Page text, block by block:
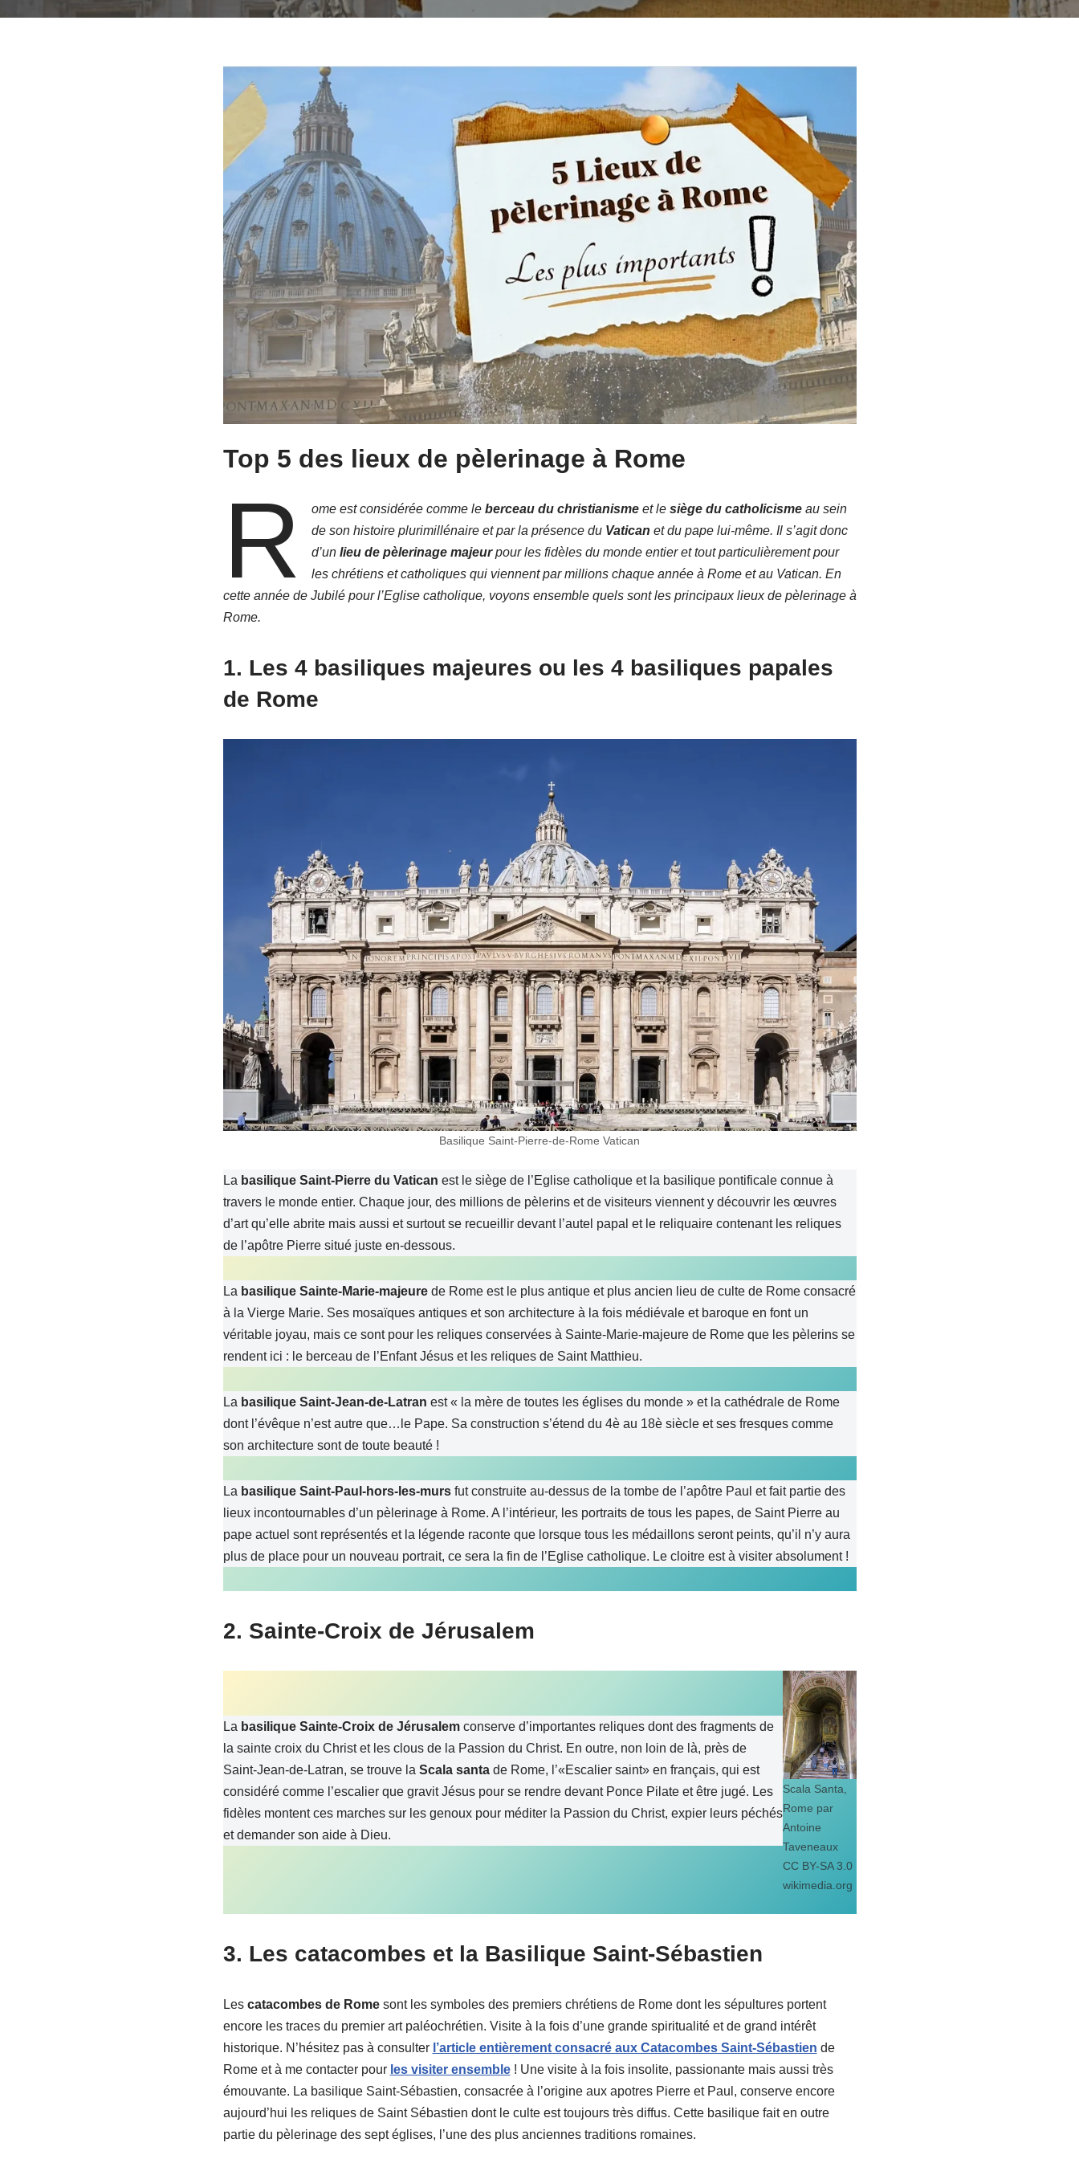
Top 5 des lieux de pèlerinage à Rome
R ome est considérée comme le berceau du christianismeet le siège du catholicismeau sein
de son histoire plurimillénaire et par la présence du Vatican et du pape lui-même. Il s’agit donc
d’un lieu de pèlerinage majeurpour les fidèles du monde entier et tout particulièrement pour
les chrétiens et catholiques qui viennent par millions chaque année à Rome et au Vatican. En
cette année de Jubilé pour l’Eglise catholique, voyons ensemble quels sont les principaux lieux de pèlerinage à
Rome.
1. Les 4 basiliques majeures ou les 4 basiliques papales
de Rome
Basilique Saint-Pierre-de-Rome Vatican
La basilique Saint-Pierre du Vatican est le siège de l’Eglise catholique et la basilique pontificale connue à
travers le monde entier. Chaque jour, des millions de pèlerins et de visiteurs viennent y découvrir les œuvres
d’art qu’elle abrite mais aussi et surtout se recueillir devant l’autel papal et le reliquaire contenant les reliques
de l’apôtre Pierre situé juste en-dessous.
La basilique Sainte-Marie-majeurede Rome est le plus antique et plus ancien lieu de culte de Rome consacré
à la Vierge Marie. Ses mosaïques antiques et son architecture à la fois médiévale et baroque en font un
véritable joyau, mais ce sont pour les reliques conservées à Sainte-Marie-majeure de Rome que les pèlerins se
rendent ici : le berceau de l’Enfant Jésus et les reliques de Saint Matthieu.
La basilique Saint-Jean-de-Latran est « la mère de toutes les églises du monde » et la cathédrale de Rome
dont l’évêque n’est autre que…le Pape. Sa construction s’étend du 4è au 18è siècle et ses fresques comme
son architecture sont de toute beauté !
La basilique Saint-Paul-hors-les-mursfut construite au-dessus de la tombe de l’apôtre Paul et fait partie des
lieux incontournables d’un pèlerinage à Rome. A l’intérieur, les portraits de tous les papes, de Saint Pierre au
pape actuel sont représentés et la légende raconte que lorsque tous les médaillons seront peints, qu’il n’y aura
plus de place pour un nouveau portrait, ce sera la fin de l’Eglise catholique. Le cloitre est à visiter absolument !
2. Sainte-Croix de Jérusalem
La basilique Sainte-Croix de Jérusalemconserve d’importantes reliques dont des fragments de
la sainte croix du Christ et les clous de la Passion du Christ. En outre, non loin de là, près de
Saint-Jean-de-Latran, se trouve la Scala santade Rome, l’«Escalier saint» en français, qui est
considéré comme l’escalier que gravit Jésus pour se rendre devant Ponce Pilate et être jugé. Les
fidèles montent ces marches sur les genoux pour méditer la Passion du Christ, expier leurs péchés
et demander son aide à Dieu.
Scala Santa,
Rome par
Antoine
Taveneaux
CC BY-SA 3.0
wikimedia.org
3. Les catacombes et la Basilique Saint-Sébastien
Les catacombes de Romesont les symboles des premiers chrétiens de Rome dont les sépultures portent
encore les traces du premier art paléochrétien. Visite à la fois d’une grande spiritualité et de grand intérêt
historique. N’hésitez pas à consulter l’article entièrement consacré aux Catacombes Saint-Sébastien de
Rome et à me contacter pour les visiter ensemble! Une visite à la fois insolite, passionante mais aussi très
émouvante. La basilique Saint-Sébastien, consacrée à l’origine aux apotres Pierre et Paul, conserve encore
aujourd’hui les reliques de Saint Sébastien dont le culte est toujours très diffus. Cette basilique fait en outre
partie du pèlerinage des sept églises, l’une des plus anciennes traditions romaines.